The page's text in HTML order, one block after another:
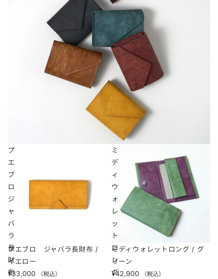
プ
エ
ブ
ロ
ジ
ャ
バ
ラ
長
財
布
プエブロ ジャバラ長財布 /
イエロー
¥33,000
（税込）
ミ
デ
ィ
ウ
ォ
レ
ッ
ト
ロ
ン
グ
ミディウォレットロング / グ
リーン
¥42,900
（税込）